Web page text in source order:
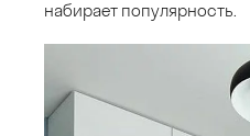
набирает популярность.